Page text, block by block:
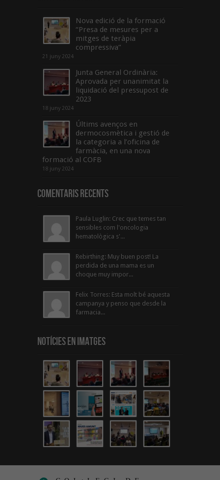
Nova edició de la formació
“Presa de mesures per a
mitges de teràpia
compressiva”
21 juny 2024
Junta General Ordinària:
Aprovada per unanimitat la
liquidació del pressupost de
2023
18 juny 2024
Últims avenços en
dermocosmètica i gestió de
la categoria a l’oficina de
farmàcia, en una nova
formació al COFB
18 juny 2024
Comentaris Recents
Paula Luglin: Crec que temes tan
sensibles com l'oncologia
hematològica s'...
Rebirthing: Muy buen post! La
perdida de una mama es un
choque muy impor...
Felix Torres: Esta molt bé aquesta
campanya y penso que desde la
farmacia...
Notícies en Imatges